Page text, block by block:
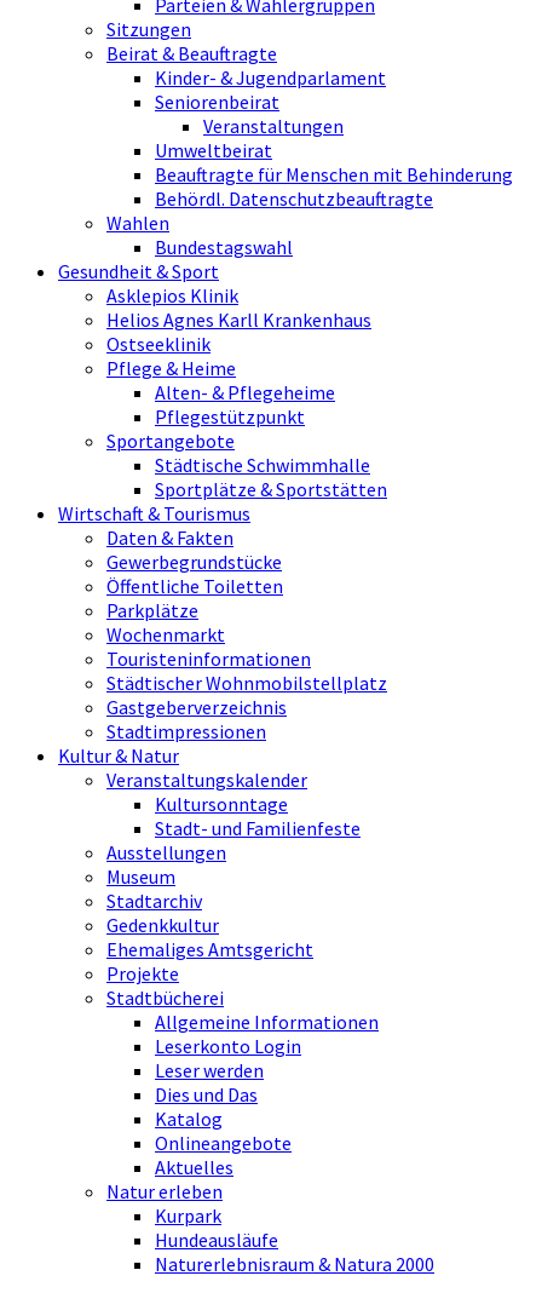
Sitzungen
Beirat & Beauftragte
Kinder- & Jugendparlament
Seniorenbeirat
Veranstaltungen
Umweltbeirat
Beauftragte für Menschen mit Behinderung
Behördl. Datenschutzbeauftragte
Wahlen
Bundestagswahl
Gesundheit & Sport
Asklepios Klinik
Helios Agnes Karll Krankenhaus
Ostseeklinik
Pflege & Heime
Alten- & Pflegeheime
Pflegestützpunkt
Sportangebote
Städtische Schwimmhalle
Sportplätze & Sportstätten
Wirtschaft & Tourismus
Daten & Fakten
Gewerbegrundstücke
Öffentliche Toiletten
Parkplätze
Wochenmarkt
Touristeninformationen
Städtischer Wohnmobilstellplatz
Gastgeberverzeichnis
Stadtimpressionen
Kultur & Natur
Veranstaltungskalender
Kultursonntage
Stadt- und Familienfeste
Ausstellungen
Museum
Stadtarchiv
Gedenkkultur
Ehemaliges Amtsgericht
Projekte
Stadtbücherei
Allgemeine Informationen
Leserkonto Login
Leser werden
Dies und Das
Katalog
Onlineangebote
Aktuelles
Natur erleben
Kurpark
Hundeausläufe
Naturerlebnisraum & Natura 2000